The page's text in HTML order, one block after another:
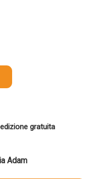
gratuita
Adam